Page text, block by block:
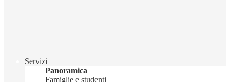
Servizi
Panoramica
Famiglie e studenti